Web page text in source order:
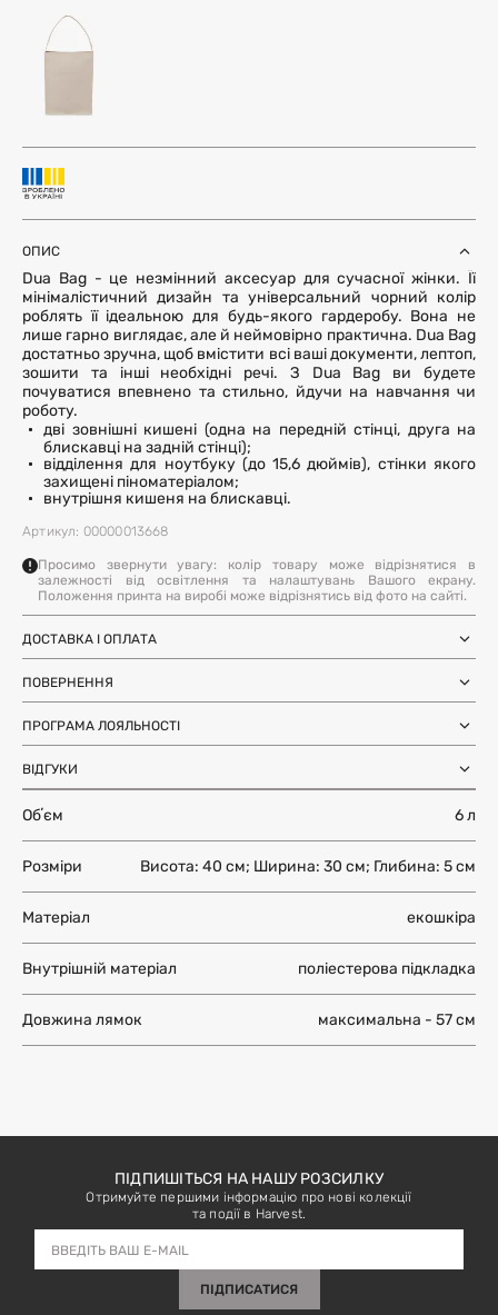
Обʼєм 6 л
Розміри Висота: 40 см; Ширина: 30 см; Глибина: 5 см
Матеріал екошкіра
Внутрішній матеріал поліестерова підкладка
Довжина лямок максимальна - 57 см
ОПИС
Dua Bag - це незмінний аксесуар для сучасної жінки. Її
мінімалістичний дизайн та універсальний чорний колір
роблять її ідеальною для будь-якого гардеробу. Вона не
лише гарно виглядає, але й неймовірно практична. Dua Bag
достатньо зручна, щоб вмістити всі ваші документи, лептоп,
зошити та інші необхідні речі. З Dua Bag ви будете
почуватися впевнено та стильно, йдучи на навчання чи
роботу.
дві зовнішні кишені (одна на передній стінці, друга на
блискавці на задній стінці);
відділення для ноутбуку (до 15,6 дюймів), стінки якого
захищені піноматеріалом;
внутрішня кишеня на блискавці.
Артикул: 00000013668
Просимо звернути увагу: колір товару може відрізнятися в
залежності від освітлення та налаштувань Вашого екрану.
Положення принта на виробі може відрізнятись від фото на сайті.
ДОСТАВКА І ОПЛАТА
Україні) 1-3 дні
Самовивіз з магазинів Harvest після SMS-підтвердження про
Міжнародна доставка Нова Пошта
Global
терміни уточнюйте для вашої
країни
Доставка день в день по Києву (за
умови наявності на складі у Києві)
12 годин (наявність перевіряйте в
картці товару)
Більше інформації
ПОВЕРНЕННЯ
Ми залишили можливість повернення та обміну, щоб ви
почувались впевнено під час покупки. Ви можете
повернути або обміняти товар протягом 14 днів після
отримання замовлення.
Більше інформації
ПРОГРАМА ЛОЯЛЬНОСТІ
Отримуйте бонуси з кожного замовлення та
використовуйте їх для наступних покупок. Авторизуйтесь
на сайті, щоб накопичувати та списувати бонуси.
Більше інформації
ВІДГУКИ
ПІДПИШІТЬСЯ НА НАШУ РОЗСИЛКУ
Отримуйте першими інформацію про нові колекції
та події в Harvest.
ПІДПИСАТИСЯ